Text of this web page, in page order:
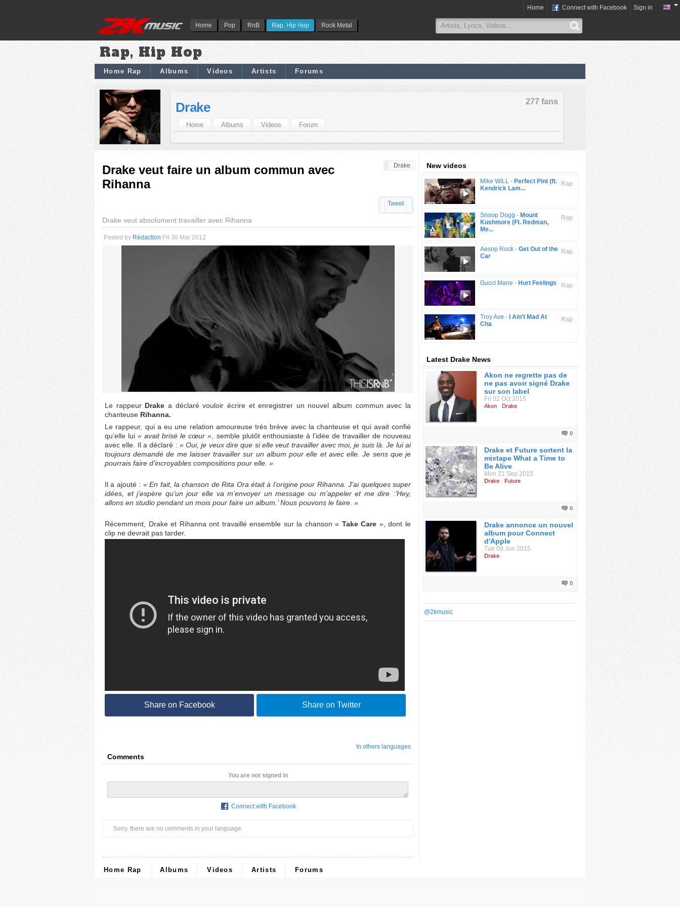
Home Pop RnB Rap, Hip Hop Rock Metal
Home Connect with Facebook Sign in
Rap, Hip Hop
Home Rap Albums Videos Artists Forums
277 fans
Drake
Home Albums Videos Forum
Drake
Drake veut faire un album commun avec
Rihanna
Tweet
Drake veut absolument travailler avec Rihanna
Posted by Rédaction Fri 30 Mar 2012
Le rappeur Drake a déclaré vouloir écrire et enregistrer un nouvel album commun avec la
chanteuse Rihanna.
Le rappeur, qui a eu une relation amoureuse très brève avec la chanteuse et qui avait confié
qu’elle lui« avait brisé le cœur » , semble plutôt enthousiaste à l’idée de travailler de nouveau
avec elle. Il a déclaré : « Oui, je veux dire que si elle veut travailler avec moi, je suis là. Je lui ai
toujours demandé de me laisser travailler sur un album pour elle et avec elle. Je sens que je
pourrais faire d’incroyables compositions pour elle. »
Il a ajouté : « En fait, la chanson de Rita Ora était à l’origine pour Rihanna. J’ai quelques super
idées, et j’espère qu’un jour elle va m’envoyer un message ou m’appeler et me dire :’Hey,
allons en studio pendant un mois pour faire un album.’ Nous pouvons le faire. »
Récemment, Drake et Rihanna ont travaillé ensemble sur la chanson « Take Care », dont le
clip ne devrait pas tarder.
Share on Facebook Share on Twitter
In others languages
Comments
You are not signed in
Connect with Facebook
Sorry, there are no comments in your language.
New videos
Rap
Mike WiLL - Perfect Pint (ft.
Kendrick Lam...
Rap
Snoop Dogg - Mount
Kushmore (Ft. Redman,
Me...
Rap
Aesop Rock - Get Out of the
Car
Rap
Gucci Mane - Hurt Feelings
Rap
Troy Ave -
I Ain't Mad At
Cha
Latest Drake News
Akon ne regrette pas de
ne pas avoir signé Drake
sur son label
Fri 02 Oct 2015
Akon Drake
0
Drake et Future sortent la
mixtape What a Time to
Be Alive
Mon 21 Sep 2015
Drake Future
0
Drake annonce un nouvel
album pour Connect
d'Apple
Tue 09 Jun 2015
Drake
0
@2kmusic
Home Rap Albums Videos Artists Forums